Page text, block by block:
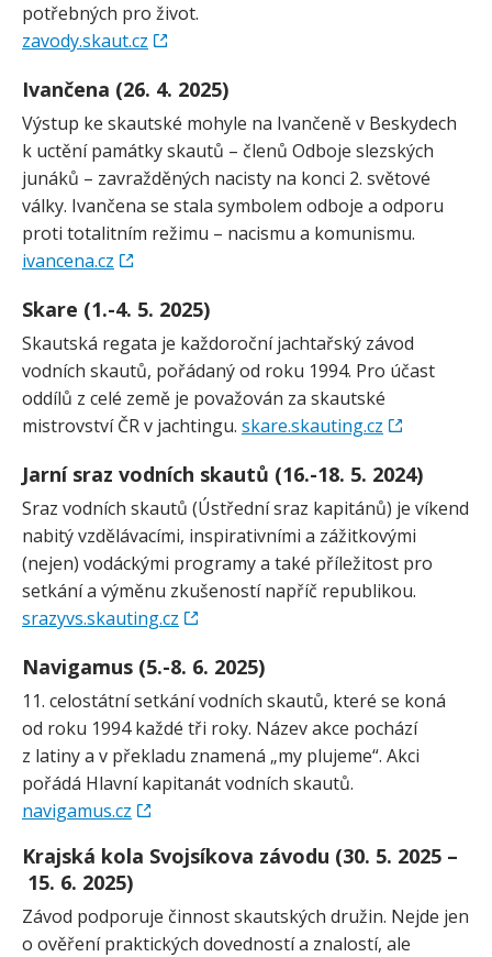
potřebných pro život.
zavody.skaut.cz
Ivančena (26. 4. 2025)
Výstup ke skautské mohyle na Ivančeně v Beskydech
k uctění památky skautů – členů Odboje slezských
junáků – zavražděných nacisty na konci 2. světové
války. Ivančena se stala symbolem odboje a odporu
proti totalitním režimu – nacismu a komunismu.
ivancena.cz
Skare (1.-4. 5. 2025)
Skautská regata je každoroční jachtařský závod
vodních skautů, pořádaný od roku 1994. Pro účast
oddílů z celé země je považován za skautské
mistrovství ČR v jachtingu. skare.skauting.cz
Jarní sraz vodních skautů (16.-18. 5. 2024)
Sraz vodních skautů (Ústřední sraz kapitánů) je víkend
nabitý vzdělávacími, inspirativními a zážitkovými
(nejen) vodáckými programy a také příležitost pro
setkání a výměnu zkušeností napříč republikou.
srazyvs.skauting.cz
Navigamus (5.-8. 6. 2025)
11. celostátní setkání vodních skautů, které se koná
od roku 1994 každé tři roky. Název akce pochází
z latiny a v překladu znamená „my plujeme“. Akci
pořádá Hlavní kapitanát vodních skautů.
navigamus.cz
Krajská kola Svojsíkova závodu (30. 5. 2025 –
15. 6. 2025)
Závod podporuje činnost skautských družin. Nejde jen
o ověření praktických dovedností a znalostí, ale